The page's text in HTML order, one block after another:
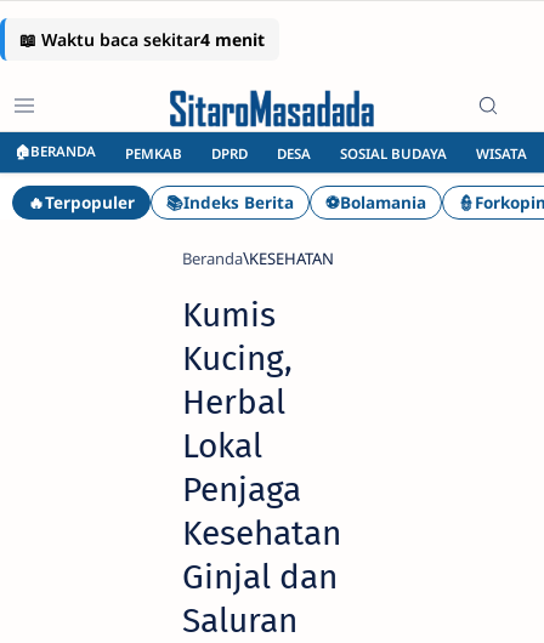
🏠BERANDA PEMKAB DPRD DESA SOSIAL BUDAYA WISATA
🔥Terpopuler 📚Indeks Berita ⚽Bolamania
Beranda KESEHATAN
Kumis
Kucing,
Herbal
Lokal
Penjaga
Kesehatan
Ginjal dan
Saluran